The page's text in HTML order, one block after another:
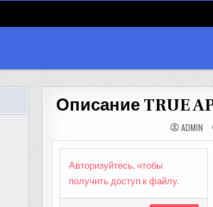
Описание TRUE
ADMIN
Авторизуйтесь, чтобы
получить доступ к файлу.